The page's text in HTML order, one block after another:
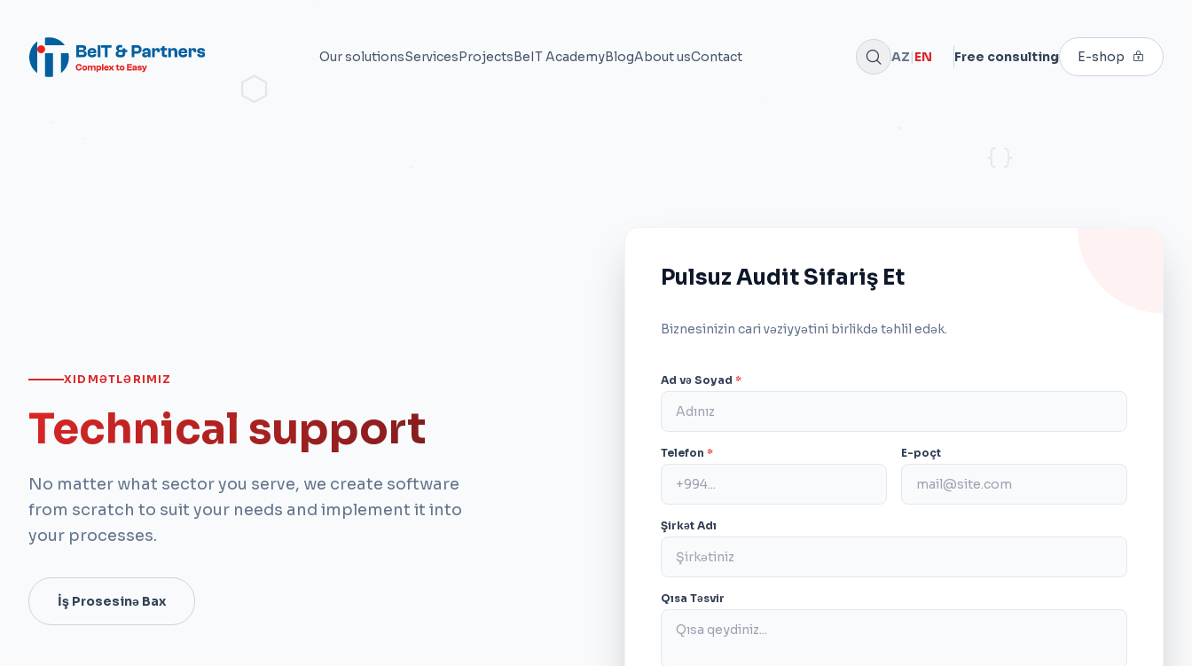
Our solutionsServicesProjectsBeIT AcademyBlogAbout usContact AZ|EN Free consulting E-shop
XIDMƏTLƏRIMIZ
Technical support
No matter what sector you serve, we create software
from scratch to suit your needs and implement it into
your processes.
İş Prosesinə Bax
Pulsuz Audit Sifariş Et
Biznesinizin cari vəziyyətini birlikdə təhlil edək.
Ad və Soyad *
Telefon * E-poçt
Şirkət Adı
Qısa Təsvir